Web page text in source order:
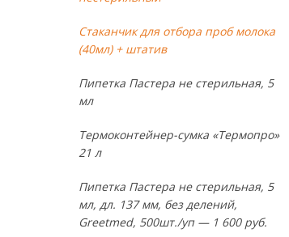
Стаканчик для отбора проб молока
(40мл) + штатив
Пипетка Пастера не стерильная, 5
мл
Термоконтейнер-сумка «Термопро»
21 л
Пипетка Пастера не стерильная, 5
мл, дл. 137 мм, без делений,
Greetmed, 500шт./уп — 1 600 руб.